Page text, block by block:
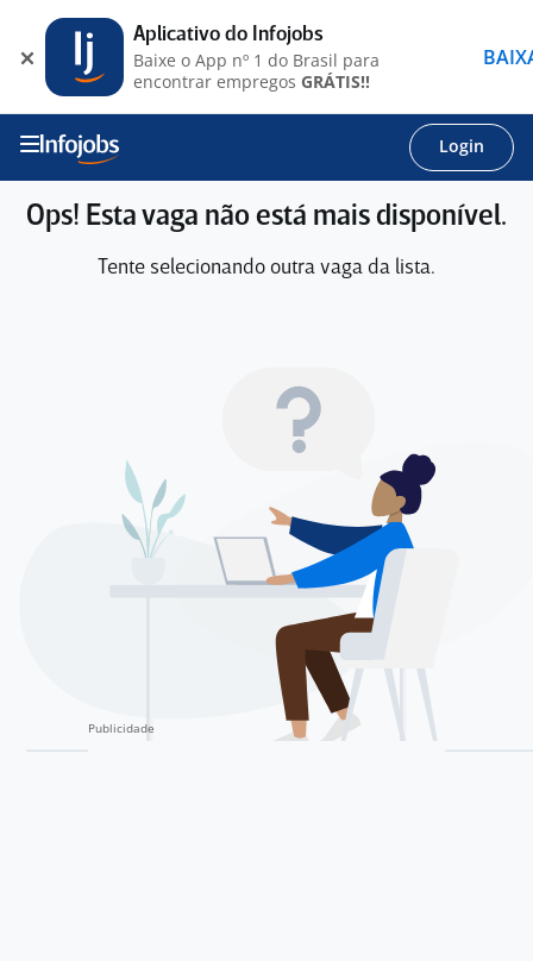
Login
Ops! Esta vaga não está mais disponível.
Tente selecionando outra vaga da lista.
Aplicativo do Infojobs
Baixe o App nº 1 do Brasil para
encontrar empregos GRÁTIS!!